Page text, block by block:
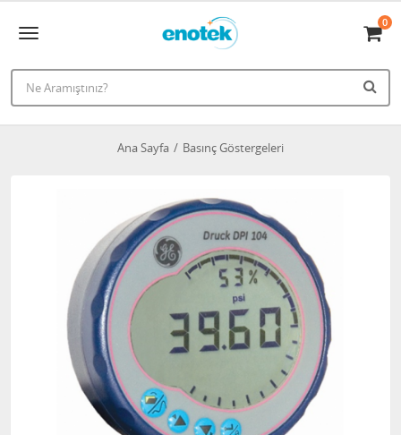
0
Ana Sayfa Basınç Göstergeleri